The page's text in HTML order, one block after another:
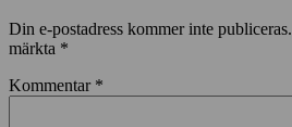
Din e-postadress kommer inte publiceras.
märkta *
Kommentar *